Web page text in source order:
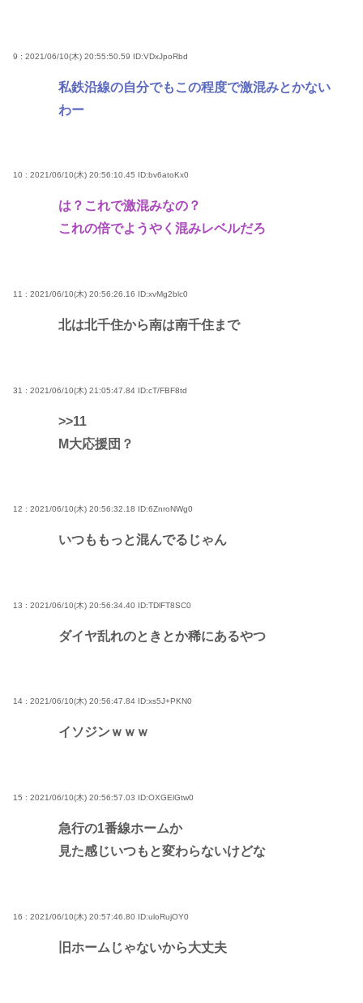
9 : 2021/06/10(木) 20:55:50.59 ID:VDxJpoRbd
私鉄沿線の自分でもこの程度で激混みとかない
わー
10 : 2021/06/10(木) 20:56:10.45 ID:bv6atoKx0
は？これで激混みなの？
これの倍でようやく混みレベルだろ
11 : 2021/06/10(木) 20:56:26.16 ID:xvMg2blc0
北は北千住から南は南千住まで
31 : 2021/06/10(木) 21:05:47.84 ID:cT/FBF8td
>>11
M大応援団？
12 : 2021/06/10(木) 20:56:32.18 ID:6ZnroNWg0
いつももっと混んでるじゃん
13 : 2021/06/10(木) 20:56:34.40 ID:TDlFT8SC0
ダイヤ乱れのときとか稀にあるやつ
14 : 2021/06/10(木) 20:56:47.84 ID:xs5J+PKN0
イソジンｗｗｗ
15 : 2021/06/10(木) 20:56:57.03 ID:OXGElGtw0
急行の1番線ホームか
見た感じいつもと変わらないけどな
16 : 2021/06/10(木) 20:57:46.80 ID:uloRujOY0
旧ホームじゃないから大丈夫